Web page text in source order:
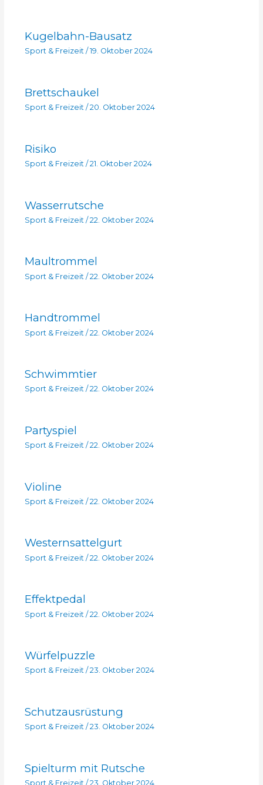
Kugelbahn-Bausatz
Sport & Freizeit/ 19. Oktober 2024
Brettschaukel
Sport & Freizeit/ 20. Oktober 2024
Risiko
Sport & Freizeit/ 21. Oktober 2024
Wasserrutsche
Sport & Freizeit / 22. Oktober 2024
Maultrommel
Sport & Freizeit /22. Oktober 2024
Handtrommel
Sport & Freizeit /22. Oktober 2024
Schwimmtier
Sport & Freizeit/ 22. Oktober 2024
Partyspiel
Sport & Freizeit/ 22. Oktober 2024
Violine
Sport & Freizeit / 22. Oktober 2024
Westernsattelgurt
Sport & Freizeit / 22. Oktober 2024
Effektpedal
Sport & Freizeit /22. Oktober 2024
Würfelpuzzle
Sport & Freizeit/ 23. Oktober 2024
Schutzausrüstung
Sport & Freizeit/ 23. Oktober 2024
Spielturm mit Rutsche
Sport & Freizeit / 23. Oktober 2024